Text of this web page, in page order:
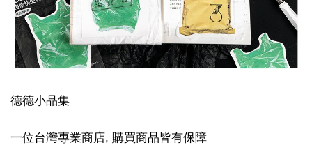
德德小品集
一位台灣專業商店, 購買商品皆有保障